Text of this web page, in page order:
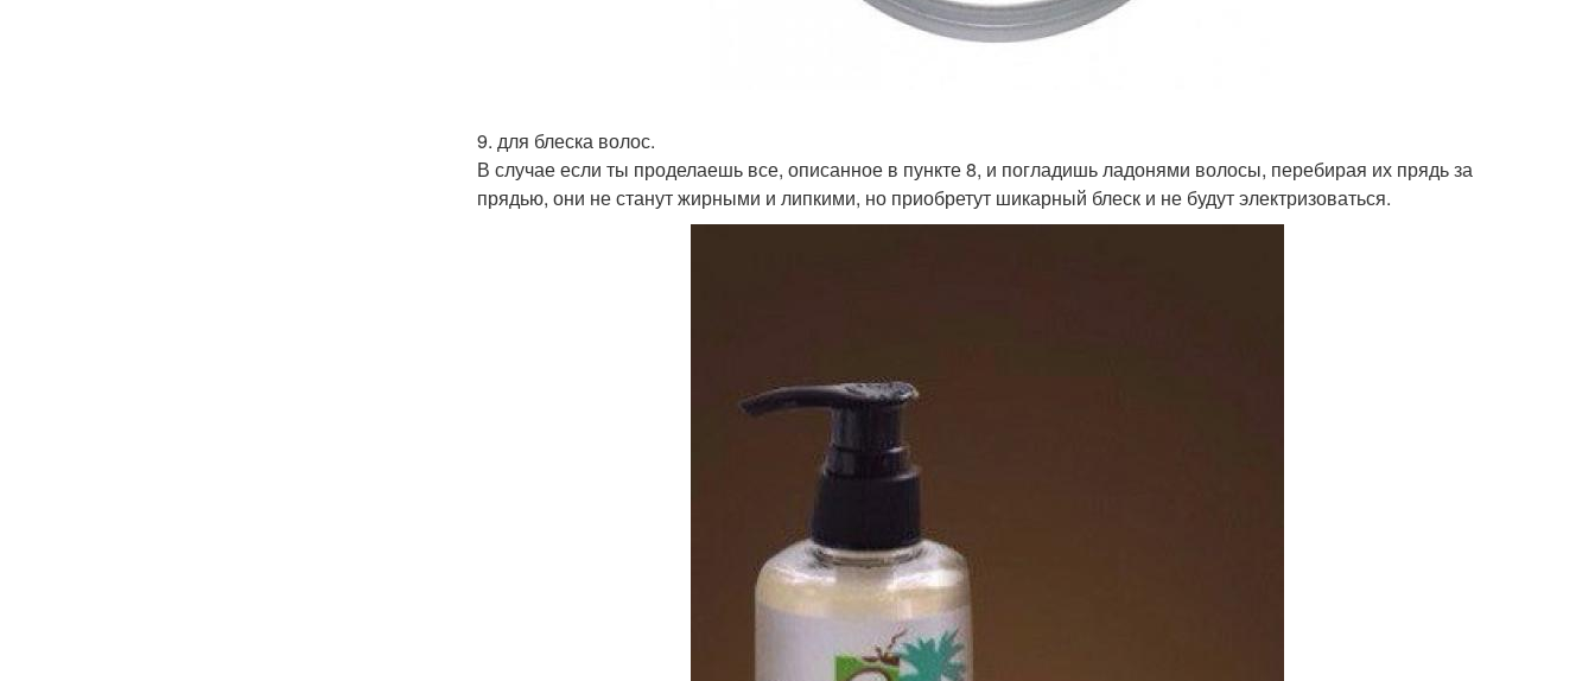
9. для блеска волос.
В случае если ты проделаешь все, описанное в пункте 8, и погладишь ладонями волосы, перебирая их прядь за
прядью, они не станут жирными и липкими, но приобретут шикарный блеск и не будут электризоваться.